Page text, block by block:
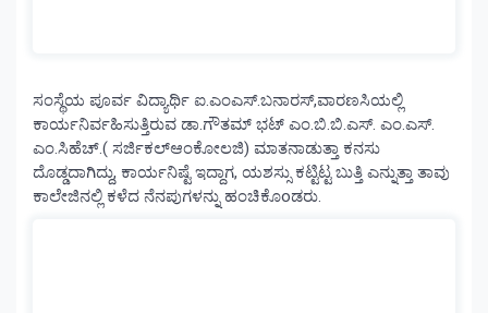
ಸಂಸ್ಥೆಯ ಪೂರ್ವ ವಿದ್ಯಾರ್ಥಿ ಐ.ಎಂಎಸ್.ಬನಾರಸ್,ವಾರಣಸಿಯಲ್ಲಿ
ಕಾರ್ಯನಿರ್ವಹಿಸುತ್ತಿರುವ ಡಾ.ಗೌತಮ್ ಭಟ್ ಎಂ.ಬಿ.ಬಿ.ಎಸ್. ಎಂ.ಎಸ್.
ಎಂ.ಸಿಹೆಚ್.( ಸರ್ಜಿಕಲ್‌ಆಂಕೋಲಜಿ) ಮಾತನಾಡುತ್ತಾ ಕನಸು
ದೊಡ್ಡದಾಗಿದ್ದು, ಕಾರ್ಯನಿಷ್ಟೆ ಇದ್ದಾಗ, ಯಶಸ್ಸು ಕಟ್ಟಿಟ್ಟ ಬುತ್ತಿ ಎನ್ನುತ್ತಾ ತಾವು
ಕಾಲೇಜಿನಲ್ಲಿ ಕಳೆದ ನೆನಪುಗಳನ್ನು ಹಂಚಿಕೊoಡರು.